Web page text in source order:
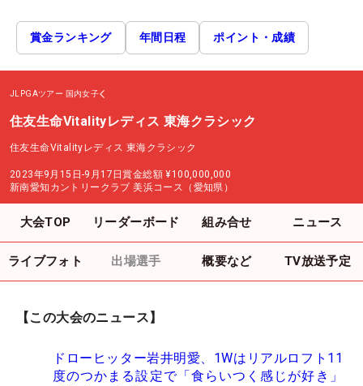
賞金ランキング 年間日程 ポイント・成績
JLPGAツアー 国内女子
住友生命Vitalityレディス 東海クラシック
住友生命Vitalityレディス 東海クラシック
2023年9月15日-9月17日賞金総額 ¥100,000,000
新南愛知カントリークラブ 美浜コース（愛知県）
大会TOP リーダーボード 組み合せ ニュース
ライブフォト 出場選手 概要など TV放送予定
【この大会のニュース】
ドローヒッター岩井明愛、1Wはリアルロフト11
度のつかまる設定で「食らいつく感じが好き」